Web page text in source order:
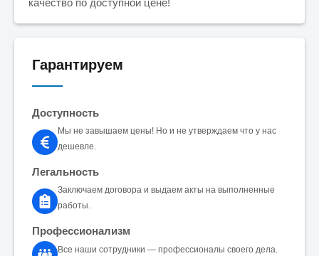
качество по доступной цене!
Гарантируем
Доступность
Мы не завышаем цены! Но и не утверждаем что у нас
дешевле.
Легальность
Заключаем договора и выдаем акты на выполненные
работы.
Профессионализм
Все наши сотрудники — профессионалы своего дела.